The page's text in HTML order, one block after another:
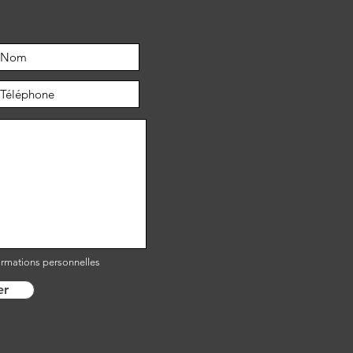
personnelles